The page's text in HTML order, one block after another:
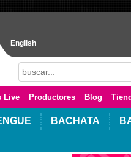
English
Live Productores Blog
BACHATA